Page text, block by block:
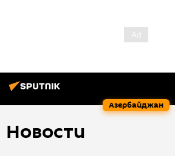
Азербайджан
Новости